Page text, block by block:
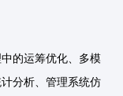
的运筹优化、多模
分析、管理系统仿